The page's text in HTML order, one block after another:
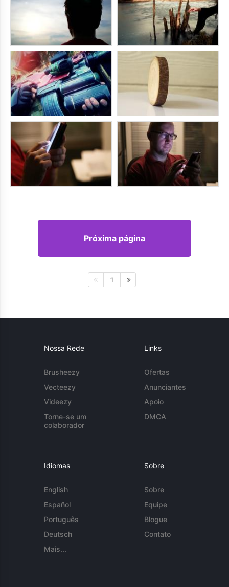
Próxima página
1
Nossa Rede
Brusheezy
Vecteezy
Videezy
Torne-se um
colaborador
Links
Ofertas
Anunciantes
Apoio
DMCA
Idiomas
English
Español
Português
Deutsch
Mais...
Sobre
Sobre
Equipe
Blogue
Contato